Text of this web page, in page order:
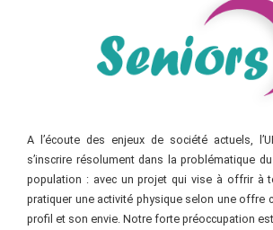
A l’écoute des enjeux de société actuels,
s’inscrire résolument dans la problématique
population : avec un projet qui vise à offrir à
pratiquer une activité physique selon une offre
profil et son envie. Notre forte préoccupation